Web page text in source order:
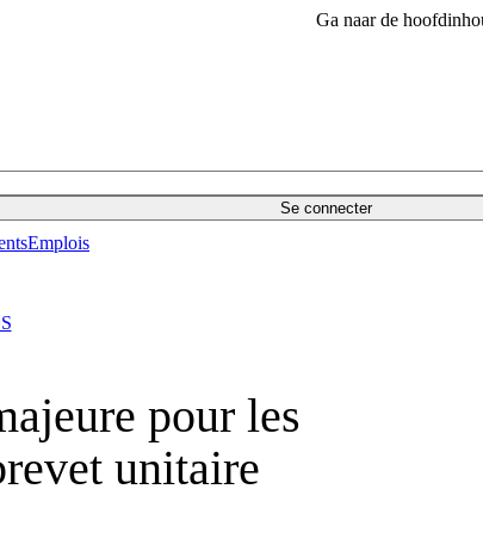
Ga naar de
Se connecter
Emplois
pour les
unitaire